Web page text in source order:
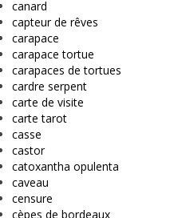
canard
capteur de rêves
carapace
carapace tortue
carapaces de tortues
cardre serpent
carte de visite
carte tarot
casse
castor
catoxantha opulenta
caveau
censure
cèpes de bordeaux